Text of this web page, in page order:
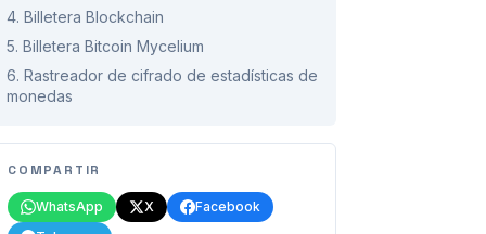
4. Billetera Blockchain
5. Billetera Bitcoin Mycelium
6. Rastreador de cifrado de estadísticas de
monedas
COMPARTIR
WhatsApp X
Facebook